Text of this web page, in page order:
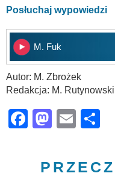
Posłuchaj wypowiedzi
M. Fuk
Autor: M. Zbrożek
Redakcja: M. Rutynowski
Facebook
Email